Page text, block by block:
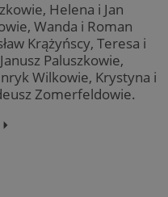
Helena i Jan
Wanda i Roman
Krążyńscy, Teresa i
Paluszkowie,
Wilkowie, Krystyna i
Zomerfeldowie.
⏵︎